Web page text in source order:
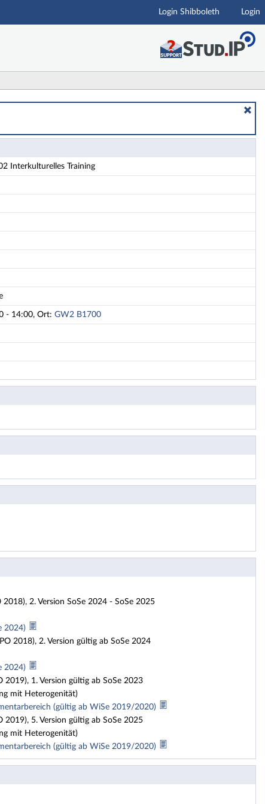
Login Shibboleth Login
Interkulturelles Training
- 14:00, Ort: GW2 B1700
2. Version SoSe 2024 - SoSe 2025
2024)
2018), 2. Version gültig ab SoSe 2024
2024)
2019), 1. Version gültig ab SoSe 2023
mit Heterogenität)
(gültig ab WiSe 2019/2020)
2019), 5. Version gültig ab SoSe 2025
mit Heterogenität)
(gültig ab WiSe 2019/2020)